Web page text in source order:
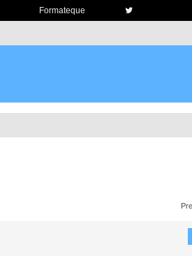
Formateque